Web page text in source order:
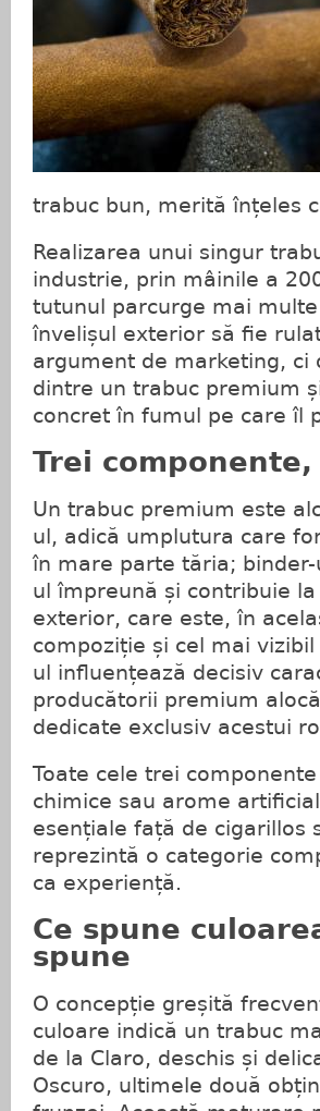
trabuc bun, merită înțeles
Realizarea unui singur
industrie, prin mâinile a
tutunul parcurge mai
învelișul exterior să fie
argument de marketing, ci
dintre un trabuc premium
concret în fumul pe care îl
Trei
Un trabuc premium este
ul, adică umplutura care
în mare parte tăria;
ul împreună și contribuie
exterior, care este, în
compoziție și cel mai
ul influențează decisiv
producătorii premium
dedicate exclusiv acestui
Toate cele trei
chimice sau arome
esențiale față de cigarillos
reprezintă o categorie
ca experiență.
Ce spune
spune
O concepție greșită
culoare indică un trabuc
de la Claro, deschis și
Oscuro, ultimele două